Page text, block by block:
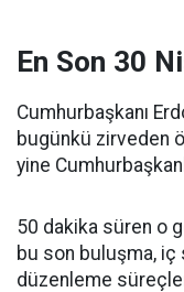
En Son 30
Cumhurbaşkanı
bugünkü zirveden
yine
50 dakika süren o
bu son buluşma, iç
düzenleme